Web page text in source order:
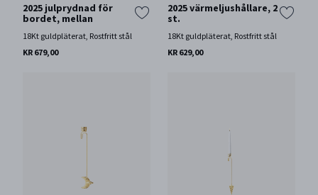
2025 julprydnad för
bordet, mellan
18Kt guldpläterat, Rostfritt stål
KR 679,00
2025 värmeljushållare, 2
st.
18Kt guldpläterat, Rostfritt stål
KR 629,00